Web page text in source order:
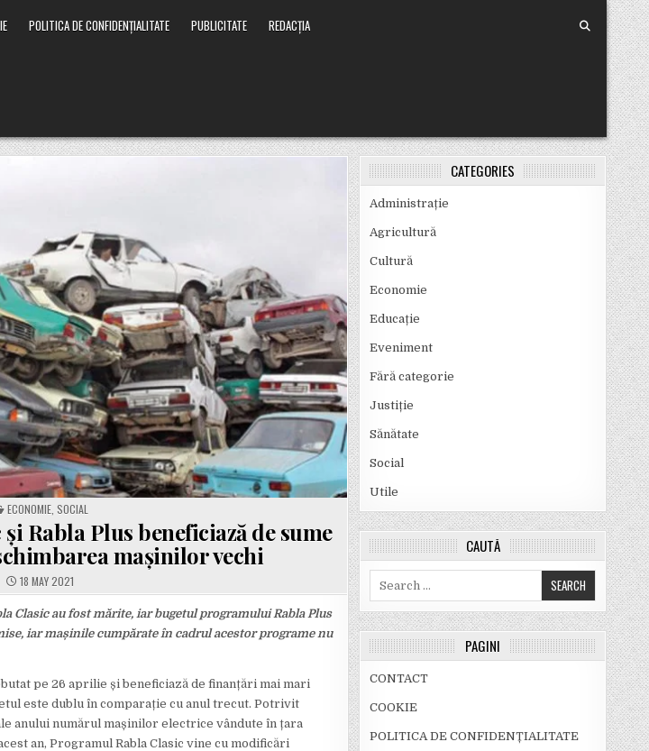
POLITICA DE CONFIDENȚIALITATE PUBLICITATE REDACȚIA
POSTED
IN
ECONOMIE, SOCIAL
Rabla Plus beneficiază de sume
mașinilor vechi
18 MAY 2021
Clasic au fost mărite, iar bugetul programului Rabla Plus
iar mașinile cumpărate în cadrul acestor programe nu
pe 26 aprilie și beneficiază de finanțări mai mari
este dublu în comparație cu anul trecut. Potrivit
anului numărul mașinilor electrice vândute în țara
an, Programul Rabla Clasic vine cu modificări
CATEGORIES
Administrație
Agricultură
Cultură
Economie
Educație
Eveniment
Fără categorie
Justiție
Sănătate
Social
Utile
CAUTĂ
PAGINI
CONTACT
COOKIE
POLITICA DE CONFIDENȚIALITATE